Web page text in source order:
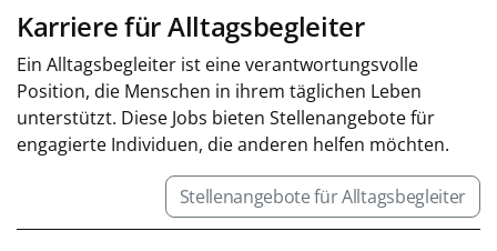
Karriere für Alltagsbegleiter
Ein Alltagsbegleiter ist eine verantwortungsvolle
Position, die Menschen in ihrem täglichen Leben
unterstützt. Diese Jobs bieten Stellenangebote für
engagierte Individuen, die anderen helfen möchten.
Stellenangebote für Alltagsbegleiter